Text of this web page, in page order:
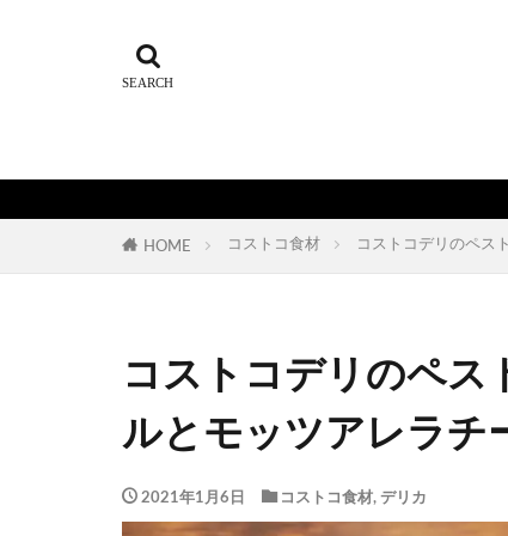
HOME コストコ食材 コストコデリのペス
コストコデリのペス
ルとモッツアレラチ
2021年1月6日 コストコ食材, デリカ